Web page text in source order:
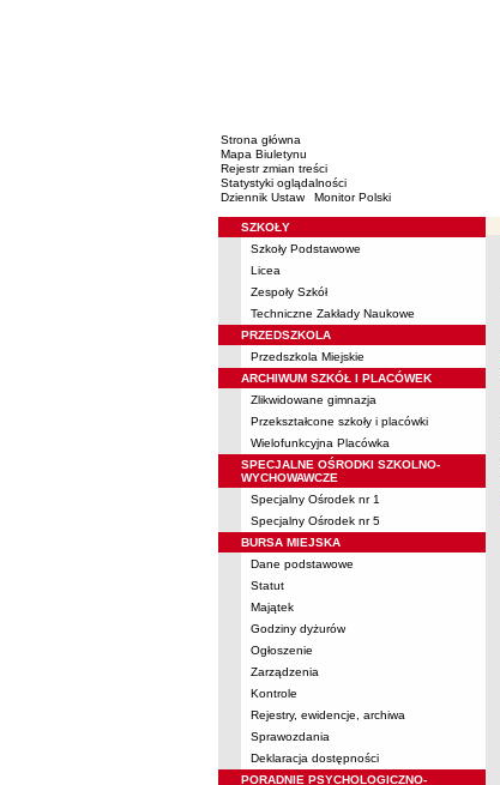
Strona główna
Mapa Biuletynu
Rejestr zmian treści
Statystyki oglądalności
Dziennik Ustaw
Monitor Polski
Menu
SZKOŁY
Szkoły Podstawowe
Licea
Zespoły Szkół
Techniczne Zakłady Naukowe
PRZEDSZKOLA
Przedszkola Miejskie
ARCHIWUM SZKÓŁ I PLACÓWEK
Zlikwidowane gimnazja
Przekształcone szkoły i placówki
Wielofunkcyjna Placówka
SPECJALNE OŚRODKI SZKOLNO-
WYCHOWAWCZE
Specjalny Ośrodek nr 1
Specjalny Ośrodek nr 5
BURSA MIEJSKA
Dane podstawowe
Statut
Majątek
Godziny dyżurów
Ogłoszenie
Zarządzenia
Kontrole
Rejestry, ewidencje, archiwa
Sprawozdania
Deklaracja dostępności
PORADNIE PSYCHOLOGICZNO-